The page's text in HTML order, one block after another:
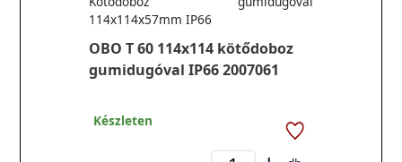
OBO T 60 114x114 kötődoboz
gumidugóval IP66 2007061
114x114x57mm IP66
Készleten